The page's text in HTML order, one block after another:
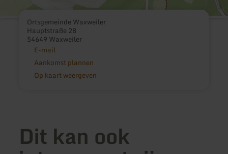
Ortsgemeinde Waxweiler
Hauptstraße 28
54649 Waxweiler
E-mail
Aankomst plannen
Op kaart weergeven
Dit kan ook